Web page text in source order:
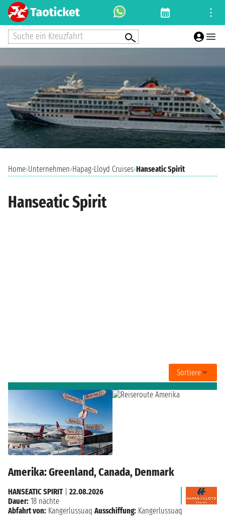
Suche ein Kreuzfahrt
Home›Unternehmen›Hapag-Lloyd Cruises›Hanseatic Spirit
Hanseatic Spirit
Sortiere
Amerika: Greenland, Canada, Denmark
HANSEATIC SPIRIT| 22.08.2026
Dauer: 18 nächte
Abfahrt von: Kangerlussuaq Ausschiffung: Kangerlussuaq